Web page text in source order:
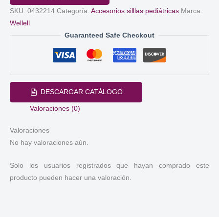
SKU: 0432214 Categoría: Accesorios silllas pediátricas Marca:
Wellell
Guaranteed Safe Checkout
DESCARGAR CATÁLOGO
Valoraciones (0)
Valoraciones
No hay valoraciones aún.
Solo los usuarios registrados que hayan comprado este
producto pueden hacer una valoración.